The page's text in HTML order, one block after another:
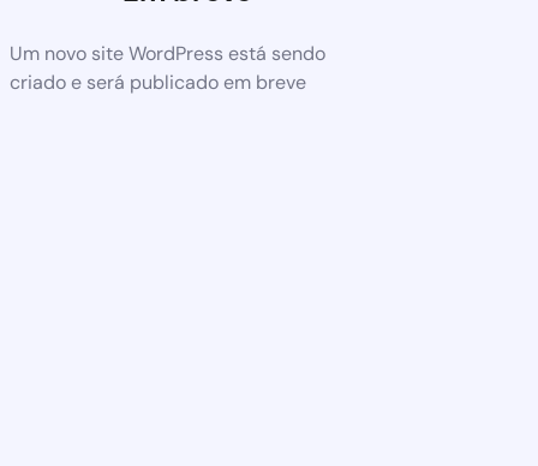
Um novo site WordPress está sendo
criado e será publicado em breve